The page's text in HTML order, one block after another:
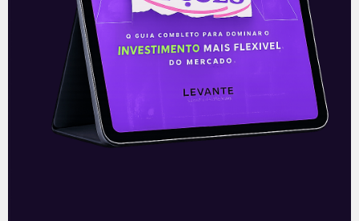
Por que o valor de uma Startup
é tão maluco?
Texto escrito por João Gabriel Chebante,